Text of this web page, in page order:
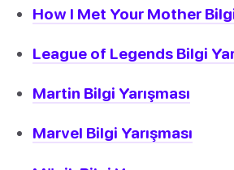
How I Met Your Mother Bilgi
League of Legends Bilgi
Martin Bilgi Yarışması
Marvel Bilgi Yarışması